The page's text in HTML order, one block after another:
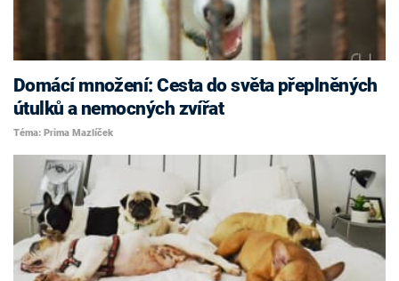
Domácí množení: Cesta do světa přeplněných
útulků a nemocných zvířat
Téma: Prima Mazlíček